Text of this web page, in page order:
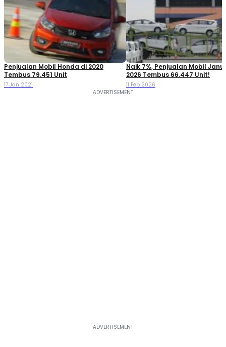
Penjualan Mobil Honda di 2020
Tembus 79.451 Unit
17 Jan 2021
Naik 7%, Penjualan Mobil
2026 Tembus 66.447 Unit!
11 Feb 2026